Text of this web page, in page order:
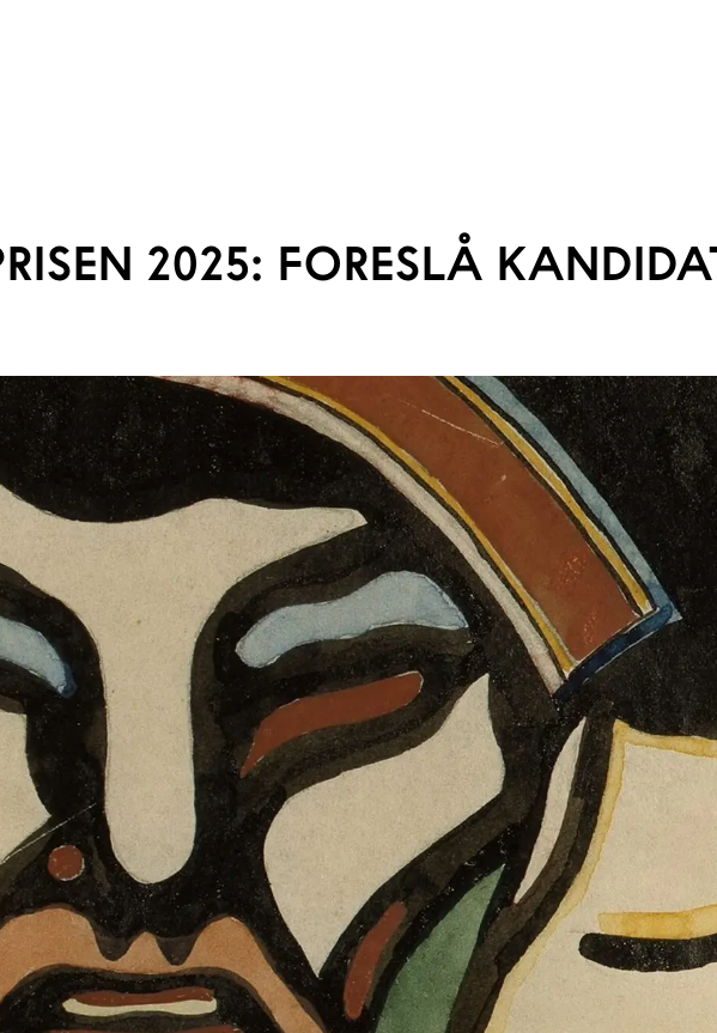
2025: FORESLÅ